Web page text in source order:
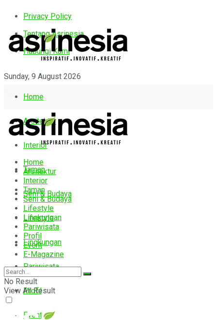
Privacy Policy
Tentang Asrinesia
Hubungi Kami
Sunday, 9 August 2026
Home
Arsitektur
Interior
Taman
Seni & Budaya
Lifestyle
Lingkungan
Pariwisata
Profil
Event
Home
Arsitektur
Interior
Taman
Seni & Budaya
Lifestyle
Lingkungan
Pariwisata
Profil
Event
E-Magazine
No Result
View All Result